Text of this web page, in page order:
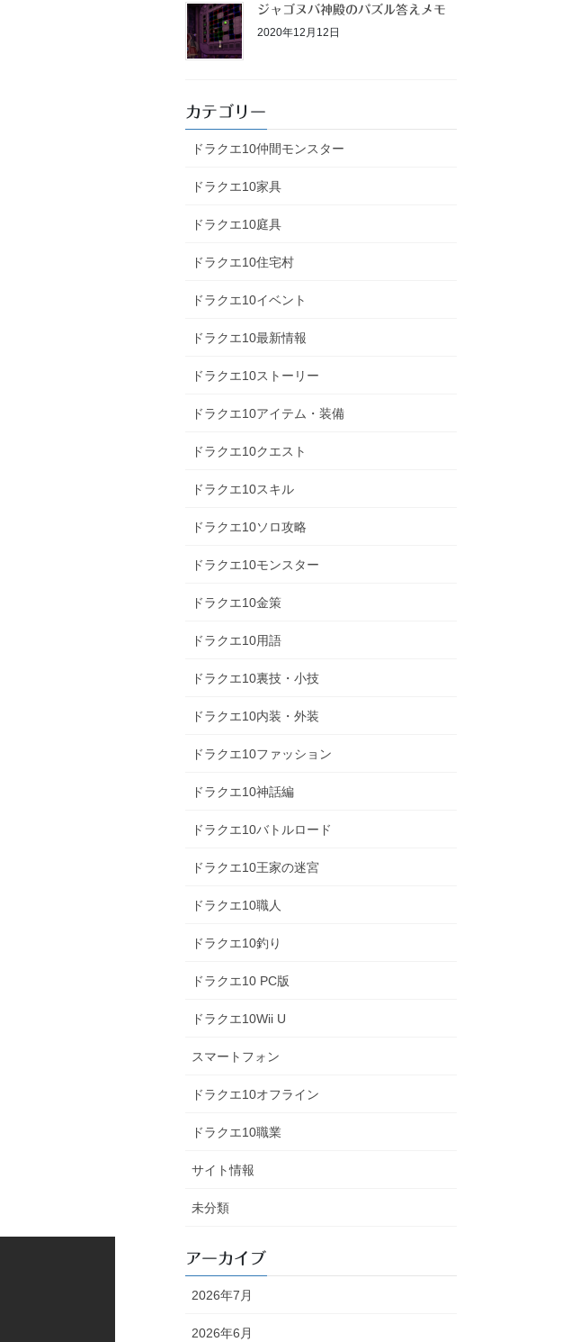
ジャゴヌバ神殿のパズル答えメモ
2020年12月12日
カテゴリー
ドラクエ10仲間モンスター
ドラクエ10家具
ドラクエ10庭具
ドラクエ10住宅村
ドラクエ10イベント
ドラクエ10最新情報
ドラクエ10ストーリー
ドラクエ10アイテム・装備
ドラクエ10クエスト
ドラクエ10スキル
ドラクエ10ソロ攻略
ドラクエ10モンスター
ドラクエ10金策
ドラクエ10用語
ドラクエ10裏技・小技
ドラクエ10内装・外装
ドラクエ10ファッション
ドラクエ10神話編
ドラクエ10バトルロード
ドラクエ10王家の迷宮
ドラクエ10職人
ドラクエ10釣り
ドラクエ10 PC版
ドラクエ10Wii U
スマートフォン
ドラクエ10オフライン
ドラクエ10職業
サイト情報
未分類
アーカイブ
2026年7月
2026年6月